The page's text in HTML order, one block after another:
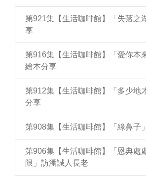
第921集【生活咖啡館】「失落之
享
第916集【生活咖啡館】「愛你本
繪本分享
第912集【生活咖啡館】「多少地
分享
第908集【生活咖啡館】「綠鼻子
第906集【生活咖啡館】「恩典處
限」訪潘誠人長老